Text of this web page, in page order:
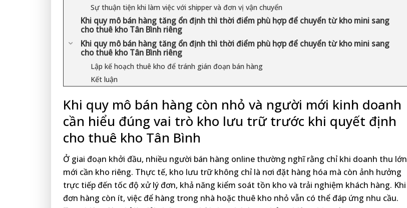
Sự thuận tiện khi làm việc với shipper và đơn vị vận chuyển
Khi quy mô bán hàng tăng ổn định thì thời điểm phù hợp để chuyển từ kho mini sang
cho thuê kho Tân Bình riêng
Khi quy mô bán hàng tăng ổn định thì thời điểm phù hợp để chuyển từ kho mini sang
cho thuê kho Tân Bình riêng
Lập kế hoạch thuê kho để tránh gián đoạn bán hàng
Kết luận
Khi quy mô bán hàng còn nhỏ và người mới kinh doanh
cần hiểu đúng vai trò kho lưu trữ trước khi quyết định
cho thuê kho Tân Bình
Ở giai đoạn khởi đầu, nhiều người bán hàng online thường nghĩ rằng chỉ khi doanh thu lớn
mới cần kho riêng. Thực tế, kho lưu trữ không chỉ là nơi đặt hàng hóa mà còn ảnh hưởng
trực tiếp đến tốc độ xử lý đơn, khả năng kiểm soát tồn kho và trải nghiệm khách hàng. Khi
đơn hàng còn ít, việc để hàng trong nhà hoặc thuê kho nhỏ vẫn có thể đáp ứng nhu cầu.